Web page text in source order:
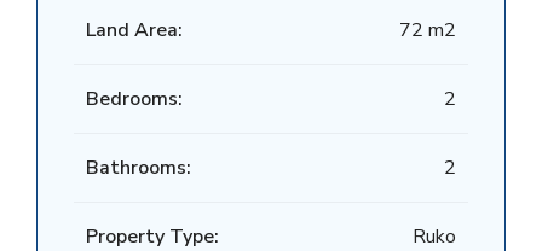
Land Area: 72 m2
Bedrooms: 2
Bathrooms: 2
Property Type: Ruko